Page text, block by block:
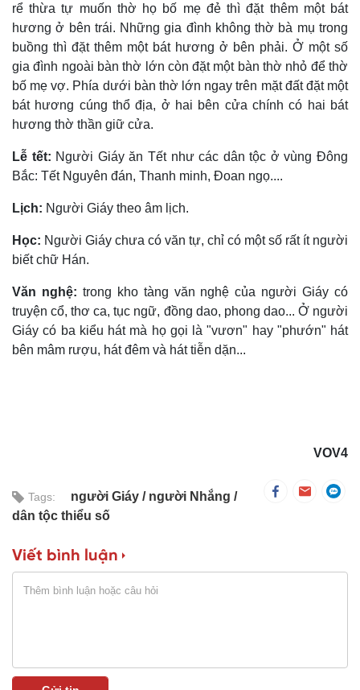
rể thừa tự muốn thờ họ bố mẹ đẻ thì đặt thêm một bát
hương ở bên trái. Những gia đình không thờ bà mụ trong
buồng thì đặt thêm một bát hương ở bên phải. Ở một số
gia đình ngoài bàn thờ lớn còn đặt một bàn thờ nhỏ để thờ
bố mẹ vợ. Phía dưới bàn thờ lớn ngay trên mặt đất đặt một
bát hương cúng thổ địa, ở hai bên cửa chính có hai bát
hương thờ thần giữ cửa.
Lễ tết: Người Giáy ăn Tết như các dân tộc ở vùng Ðông
Bắc: Tết Nguyên đán, Thanh minh, Ðoan ngọ....
Lịch: Người Giáy theo âm lịch.
Học: Người Giáy chưa có văn tự, chỉ có một số rất ít người
biết chữ Hán.
Văn nghệ: trong kho tàng văn nghệ của người Giáy có
truyện cổ, thơ ca, tục ngữ, đồng dao, phong dao... Ở người
Giáy có ba kiểu hát mà họ gọi là "vươn" hay "phướn" hát
bên mâm rượu, hát đêm và hát tiễn dặn...
VOV4
Tags: người Giáy
người Nhắng
dân tộc thiểu số
Viết bình luận